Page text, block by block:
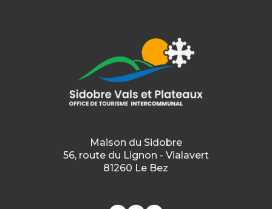
Maison du Sidobre
56, route du Lignon - Vialavert
81260 Le Bez